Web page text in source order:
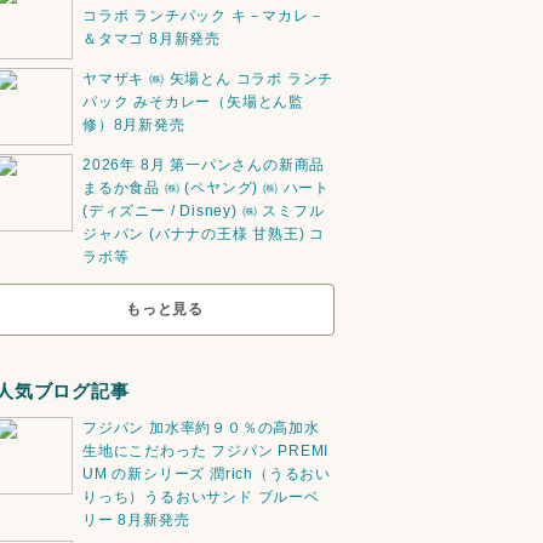
コラボ ランチパック キ－マカレ－
＆タマゴ 8月新発売
ヤマザキ ㈱ 矢場とん コラボ ランチ
パック みそカレー（矢場とん監
修）8月新発売
2026年 8月 第一パンさんの新商品
まるか食品 ㈱ (ペヤング) ㈱ ハート
(ディズニー / Disney) ㈱ スミフル
ジャパン (バナナの王様 甘熟王) コ
ラボ等
もっと見る
気ブログ記事
フジパン 加水率約９０％の高加水
生地にこだわった フジパン PREMI
UM の新シリーズ 潤rich（うるおい
りっち）うるおいサンド ブルーベ
リー 8月新発売